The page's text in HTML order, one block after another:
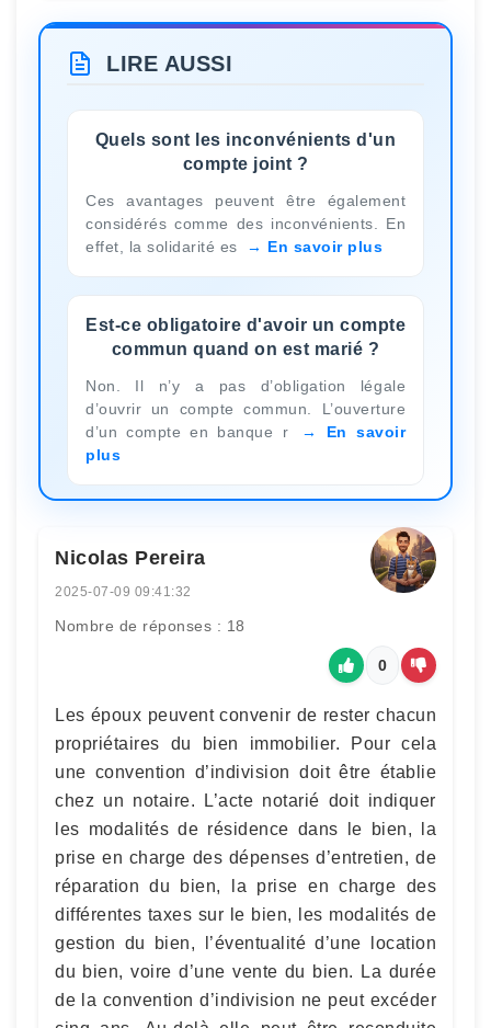
LIRE AUSSI
Quels sont les inconvénients d'un
compte joint ?
Ces avantages peuvent être également
considérés comme des inconvénients. En
effet, la solidarité es
En savoir plus
Est-ce obligatoire d'avoir un compte
commun quand on est marié ?
Non. Il n’y a pas d’obligation légale
d’ouvrir un compte commun. L’ouverture
d’un compte en banque r
En savoir
plus
Nicolas Pereira
2025-07-09 09:41:32
Nombre de réponses : 18
0
Les époux peuvent convenir de rester chacun
propriétaires du bien immobilier. Pour cela
une convention d’indivision doit être établie
chez un notaire. L’acte notarié doit indiquer
les modalités de résidence dans le bien, la
prise en charge des dépenses d’entretien, de
réparation du bien, la prise en charge des
différentes taxes sur le bien, les modalités de
gestion du bien, l’éventualité d’une location
du bien, voire d’une vente du bien. La durée
de la convention d’indivision ne peut excéder